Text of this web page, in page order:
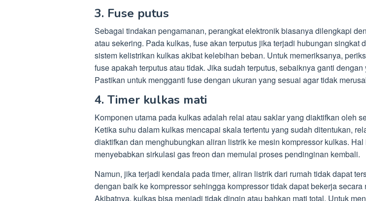
3. Fuse putus
Sebagai tindakan pengamanan, perangkat elektronik biasanya dilengkapi
atau sekering. Pada kulkas, fuse akan terputus jika terjadi hubungan singkat
sistem kelistrikan kulkas akibat kelebihan beban. Untuk memeriksanya,
fuse apakah terputus atau tidak. Jika sudah terputus, sebaiknya ganti dengan
Pastikan untuk mengganti fuse dengan ukuran yang sesuai agar tidak
4. Timer kulkas mati
Komponen utama pada kulkas adalah relai atau saklar yang diaktifkan oleh
Ketika suhu dalam kulkas mencapai skala tertentu yang sudah ditentukan,
diaktifkan dan menghubungkan aliran listrik ke mesin kompressor kulkas. Hal
menyebabkan sirkulasi gas freon dan memulai proses pendinginan kembali.
Namun, jika terjadi kendala pada timer, aliran listrik dari rumah tidak dapat
dengan baik ke kompressor sehingga kompressor tidak dapat bekerja secara
Akibatnya, kulkas bisa menjadi tidak dingin atau bahkan mati total. Untuk